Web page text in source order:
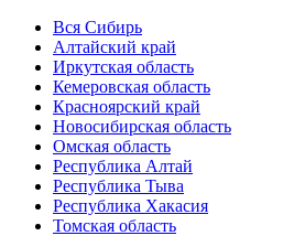
Вся Сибирь
Алтайский край
Иркутская область
Кемеровская область
Красноярский край
Новосибирская область
Омская область
Республика Алтай
Республика Тыва
Республика Хакасия
Томская область